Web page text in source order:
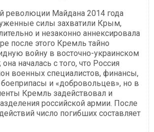
революции Майдана 2014 года
силы захватили Крым,
и незаконно аннексировала
после этого Кремль тайно
войну в восточно-украинском
началась с того, что Россия
военных специалистов, финансы,
и «добровольцев», но в
Кремль задействовал и
российской армии. После
число погибших составляет